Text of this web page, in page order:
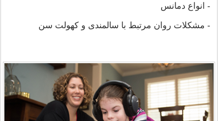
- انواع دمانس
- مشکلات روان مرتبط با سالمندی و کهولت سن